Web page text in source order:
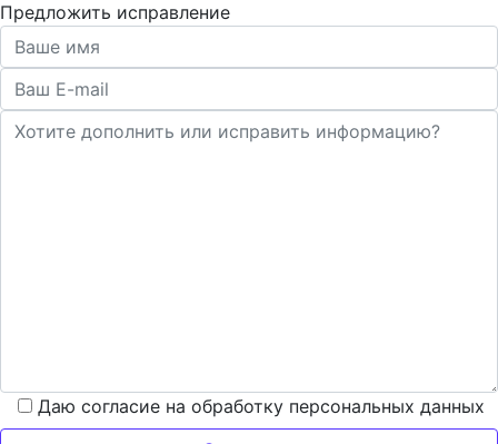
Предложить исправление
Даю согласие на обработку персональных данных